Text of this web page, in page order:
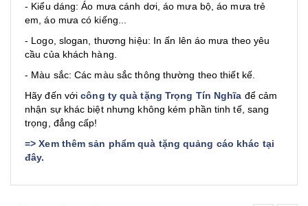
- Kiểu dáng: Áo mưa cánh dơi, áo mưa bộ, áo mưa trẻ
em, áo mưa có kiếng...
- Logo, slogan, thương hiệu: In ấn lên áo mưa theo yêu
cầu của khách hàng.
- Màu sắc: Các màu sắc thông thường theo thiết kế.
Hãy đến vớicông ty quà tặng Trọng Tín Nghĩa để cảm
nhận sự khác biệt nhưng không kém phần tinh tế, sang
trọng, đẳng cấp!
=>Xem thêm sản phẩm quà tặng quảng cáo khác tại
đây.